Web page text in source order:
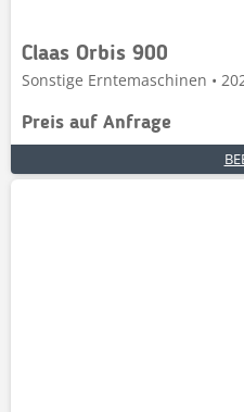
Claas Orbis 900
Sonstige Erntemaschinen •
Preis auf Anfrage